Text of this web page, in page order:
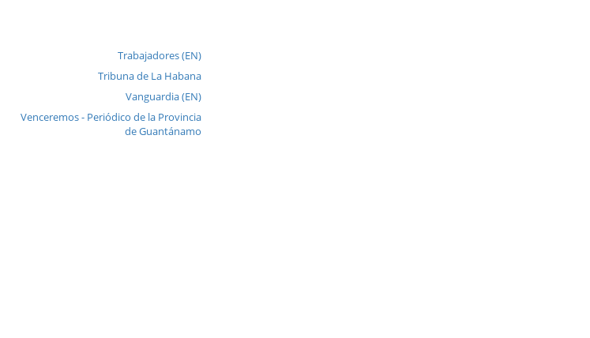
Trabajadores (EN)
Tribuna de La Habana
Vanguardia (EN)
Venceremos - Periódico de la Provincia
de Guantánamo